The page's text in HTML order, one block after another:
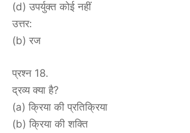
(d) उपर्युक्त कोई नहीं
उत्तर:
(b) रज
प्रश्न 18.
द्रव्य क्या है?
(a) क्रिया की प्रतिक्रिया
(b) क्रिया की शक्ति